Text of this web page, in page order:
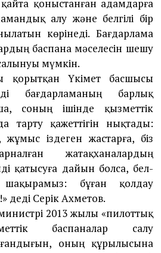
қоныстанған адамдарға
алу және белгілі бір
кө­рі­неді. Бағдарлама
баспана мәселесін шешу
мүмкін.
қорытқан Үкімет бас­шысы
бағдар­ла­маның барлық
соның ішінде қызметтік
тарту қажеттігін нықтады:
жұмыс іздеген жастарға, біз
жатақханалардың
қатысуға дайын болса, бел­
шақырамыз: бұған қолдау
деді Серік Ах­ме­тов.
2013 жы­лы «пилоттық
бас­паналар салу
оның құрылысына